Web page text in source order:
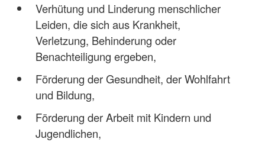
Verhütung und Linderung menschlicher
Leiden, die sich aus Krankheit,
Verletzung, Behinderung oder
Benachteiligung ergeben,
Förderung der Gesundheit, der Wohlfahrt
und Bildung,
Förderung der Arbeit mit Kindern und
Jugendlichen,